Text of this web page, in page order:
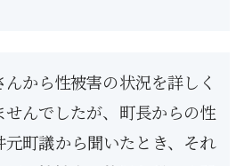
から性被害の状況を詳しく
んでしたが、町長からの性
町議から聞いたとき、それ